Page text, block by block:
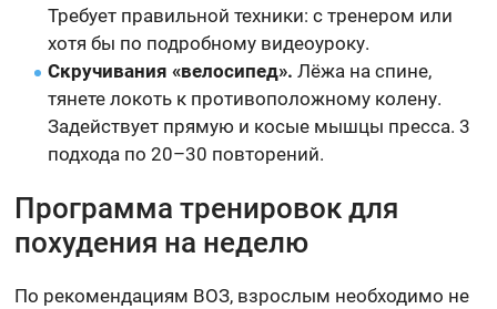
Требует правильной техники: с тренером или
хотя бы по подробному видеоуроку.
Скручивания «велосипед». Лёжа на спине,
тянете локоть к противоположному колену.
Задействует прямую и косые мышцы пресса. 3
подхода по 20–30 повторений.
Программа тренировок для
похудения на неделю
По рекомендациям ВОЗ, взрослым необходимо не